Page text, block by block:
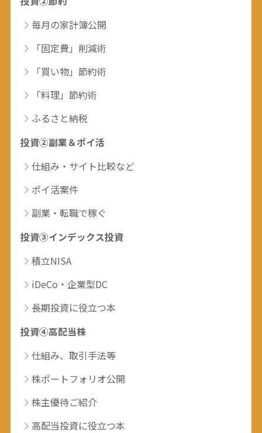
毎月の家計簿公開
「固定費」削減術
「買い物」節約術
「料理」節約術
ふるさと納税
投資②副業＆ポイ活
仕組み・サイト比較など
ポイ活案件
副業・転職で稼ぐ
投資③インデックス投資
積立NISA
iDeCo・企業型DC
長期投資に役立つ本
投資④高配当株
仕組み、取引手法等
株ポートフォリオ公開
株主優待ご紹介
高配当投資に役立つ本